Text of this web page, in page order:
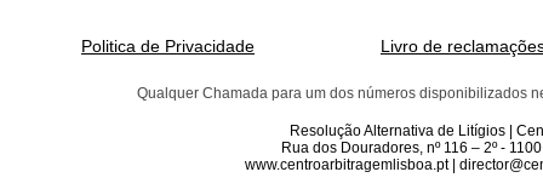
Politica de Privacidade Livro de
Qualquer Chamada para um dos números disponibilizados
Resolução Alternativa de Litígios |
Rua dos Douradores, nº 116 – 2º -
www.centroarbitragemlisboa.pt |